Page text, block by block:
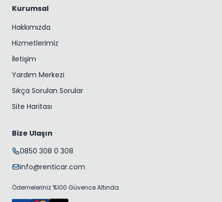
Kurumsal
Hakkımızda
Hizmetlerimiz
İletişim
Yardım Merkezi
Sıkça Sorulan Sorular
Site Haritası
Bize Ulaşın
0850 308 0 308
info@renticar.com
Ödemeleriniz %100 Güvence Altında